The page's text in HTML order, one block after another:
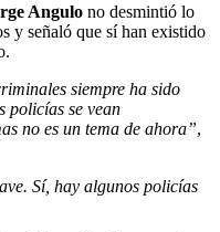
Angulo no desmintió lo
y señaló que sí han existido
siempre ha sido
policías se vean
no es un tema de ahora”,
Sí, hay algunos policías